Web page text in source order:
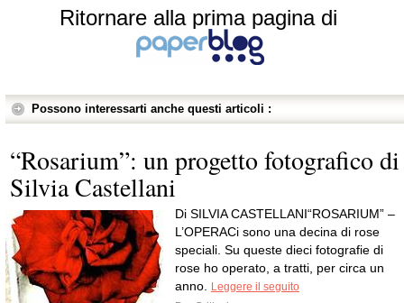
Ritornare alla prima pagina di
Possono interessarti anche questi articoli :
“Rosarium”: un progetto fotografico di
Silvia Castellani
Di SILVIA CASTELLANI“ROSARIUM” –
L’OPERACi sono una decina di rose
speciali. Su queste dieci fotografie di
rose ho operato, a tratti, per circa un
anno.
Leggere il seguito